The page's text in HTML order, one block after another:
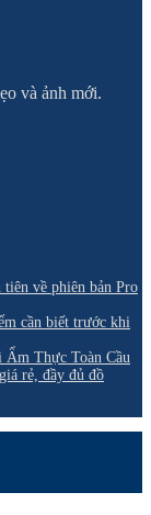
và ảnh mới.
về phiên bản Pro
cần biết trước khi
Ẩm Thực Toàn Cầu
rẻ, đầy đủ đồ